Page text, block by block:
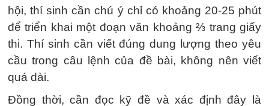
hội, thí sinh cần chú ý chỉ có khoảng 20-25 phút
để triển khai một đoạn văn khoảng ⅔ trang giấy
thi. Thí sinh cần viết đúng dung lượng theo yêu
cầu trong câu lệnh của đề bài, không nên viết
quá dài.
Đồng thời, cần đọc kỹ đề và xác định đây là